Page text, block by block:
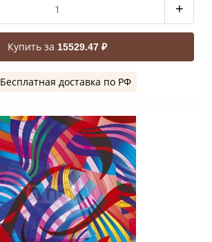
+
Купить за 15529.47 ₽
Бесплатная доставка по РФ